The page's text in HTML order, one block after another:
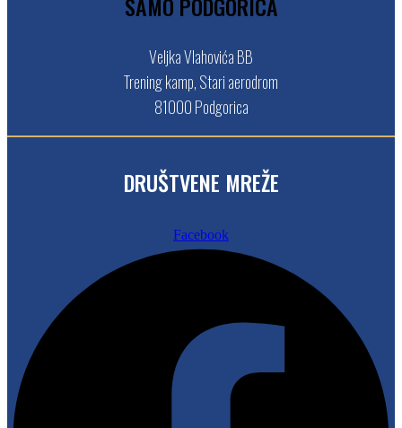
Veljka Vlahovića BB
Trening kamp, Stari aerodrom
81000 Podgorica
DRUŠTVENE MREŽE
Facebook